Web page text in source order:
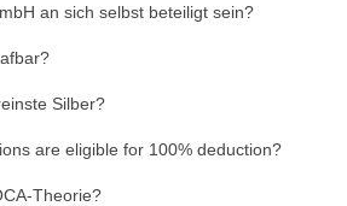
an sich selbst beteiligt sein?
Silber?
are eligible for 100% deduction?
Theorie?